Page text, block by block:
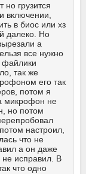
но грузится
включении,
в биос или хз
далеко. Но
а
все нужно
файлики
так же
его так
потом я
микрофон не
но потом
настроил,
что не
а он даже
не исправил. В
что одно